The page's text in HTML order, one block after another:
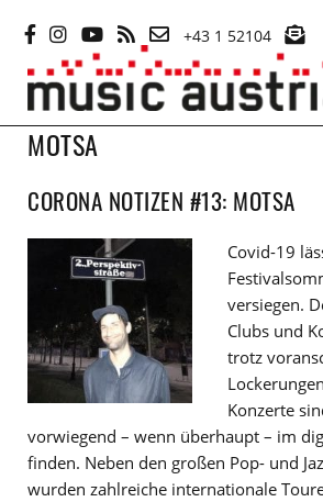
Inhalt
springen
+43 1 52104
MOTSA
CORONA NOTIZEN #13: MOTSA
Covid-19
versiegen.
Clubs und
trotz
Konzerte
vorwiegend – wenn überhaupt – im
finden. Neben den großen Pop- und
wurden zahlreiche internationale